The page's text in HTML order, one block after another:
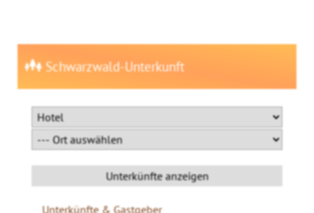
Schwarzwald-Unterkunft
Unterkünfte & Gastgeber